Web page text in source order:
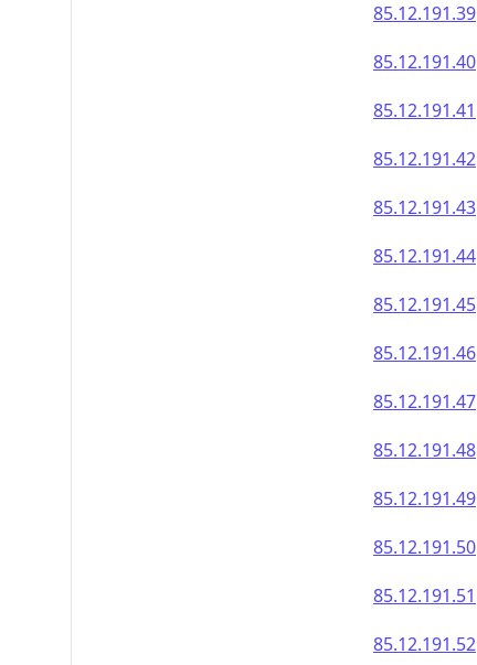
85.12.191.39
85.12.191.40
85.12.191.41
85.12.191.42
85.12.191.43
85.12.191.44
85.12.191.45
85.12.191.46
85.12.191.47
85.12.191.48
85.12.191.49
85.12.191.50
85.12.191.51
85.12.191.52